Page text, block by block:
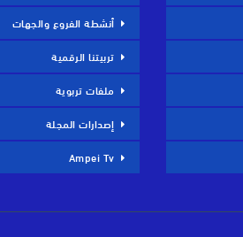
أنشطة الفروع والجهات
تربيتنا الرقمية
ملفات تربوية
إصدارات المجلة
Ampei Tv